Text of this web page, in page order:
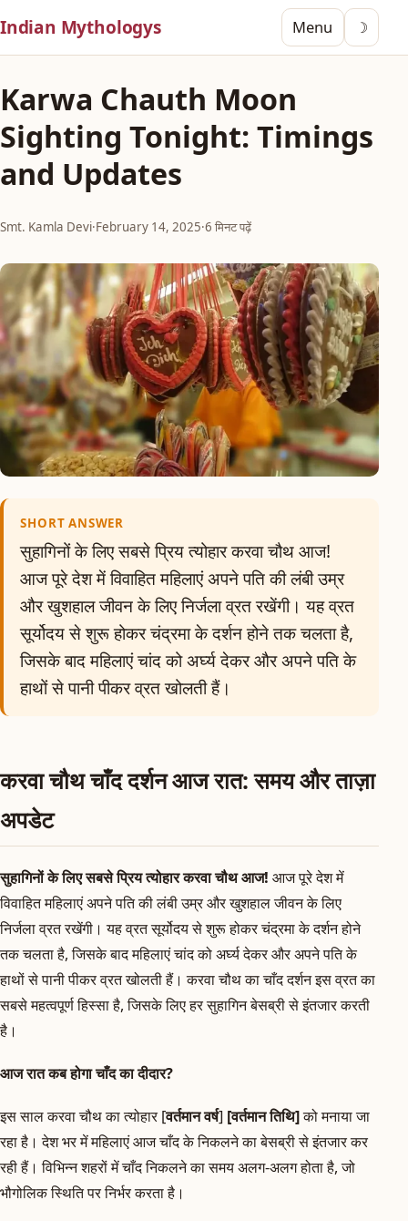
Indian Mythologys Menu ☽
Karwa Chauth Moon
Sighting Tonight: Timings
and Updates
Smt. Kamla Devi·February 14, 2025·6 मिनट पढ़ें
SHORT ANSWER
सुहागिनों के लिए सबसे प्रिय त्योहार करवा चौथ आज!
आज पूरे देश में विवाहित महिलाएं अपने पति की लंबी उम्र
और खुशहाल जीवन के लिए निर्जला व्रत रखेंगी। यह व्रत
सूर्योदय से शुरू होकर चंद्रमा के दर्शन होने तक चलता है,
जिसके बाद महिलाएं चांद को अर्घ्य देकर और अपने पति के
हाथों से पानी पीकर व्रत खोलती हैं।
करवा चौथ चाँद दर्शन आज रात: समय और ताज़ा
अपडेट
सुहागिनों के लिए सबसे प्रिय त्योहार करवा चौथ आज! आज पूरे देश में
विवाहित महिलाएं अपने पति की लंबी उम्र और खुशहाल जीवन के लिए
निर्जला व्रत रखेंगी। यह व्रत सूर्योदय से शुरू होकर चंद्रमा के दर्शन होने
तक चलता है, जिसके बाद महिलाएं चांद को अर्घ्य देकर और अपने पति के
हाथों से पानी पीकर व्रत खोलती हैं। करवा चौथ का चाँद दर्शन इस व्रत का
सबसे महत्वपूर्ण हिस्सा है, जिसके लिए हर सुहागिन बेसब्री से इंतजार करती
है।
आज रात कब होगा चाँद का दीदार?
इस साल करवा चौथ का त्योहार [वर्तमान वर्ष] [वर्तमान तिथि]को मनाया जा
रहा है। देश भर में महिलाएं आज चाँद के निकलने का बेसब्री से इंतजार कर
रही हैं। विभिन्न शहरों में चाँद निकलने का समय अलग-अलग होता है, जो
भौगोलिक स्थिति पर निर्भर करता है।